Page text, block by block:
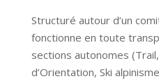
Structuré autour d’un
fonctionne en toute
sections autonomes
d’Orientation, Ski